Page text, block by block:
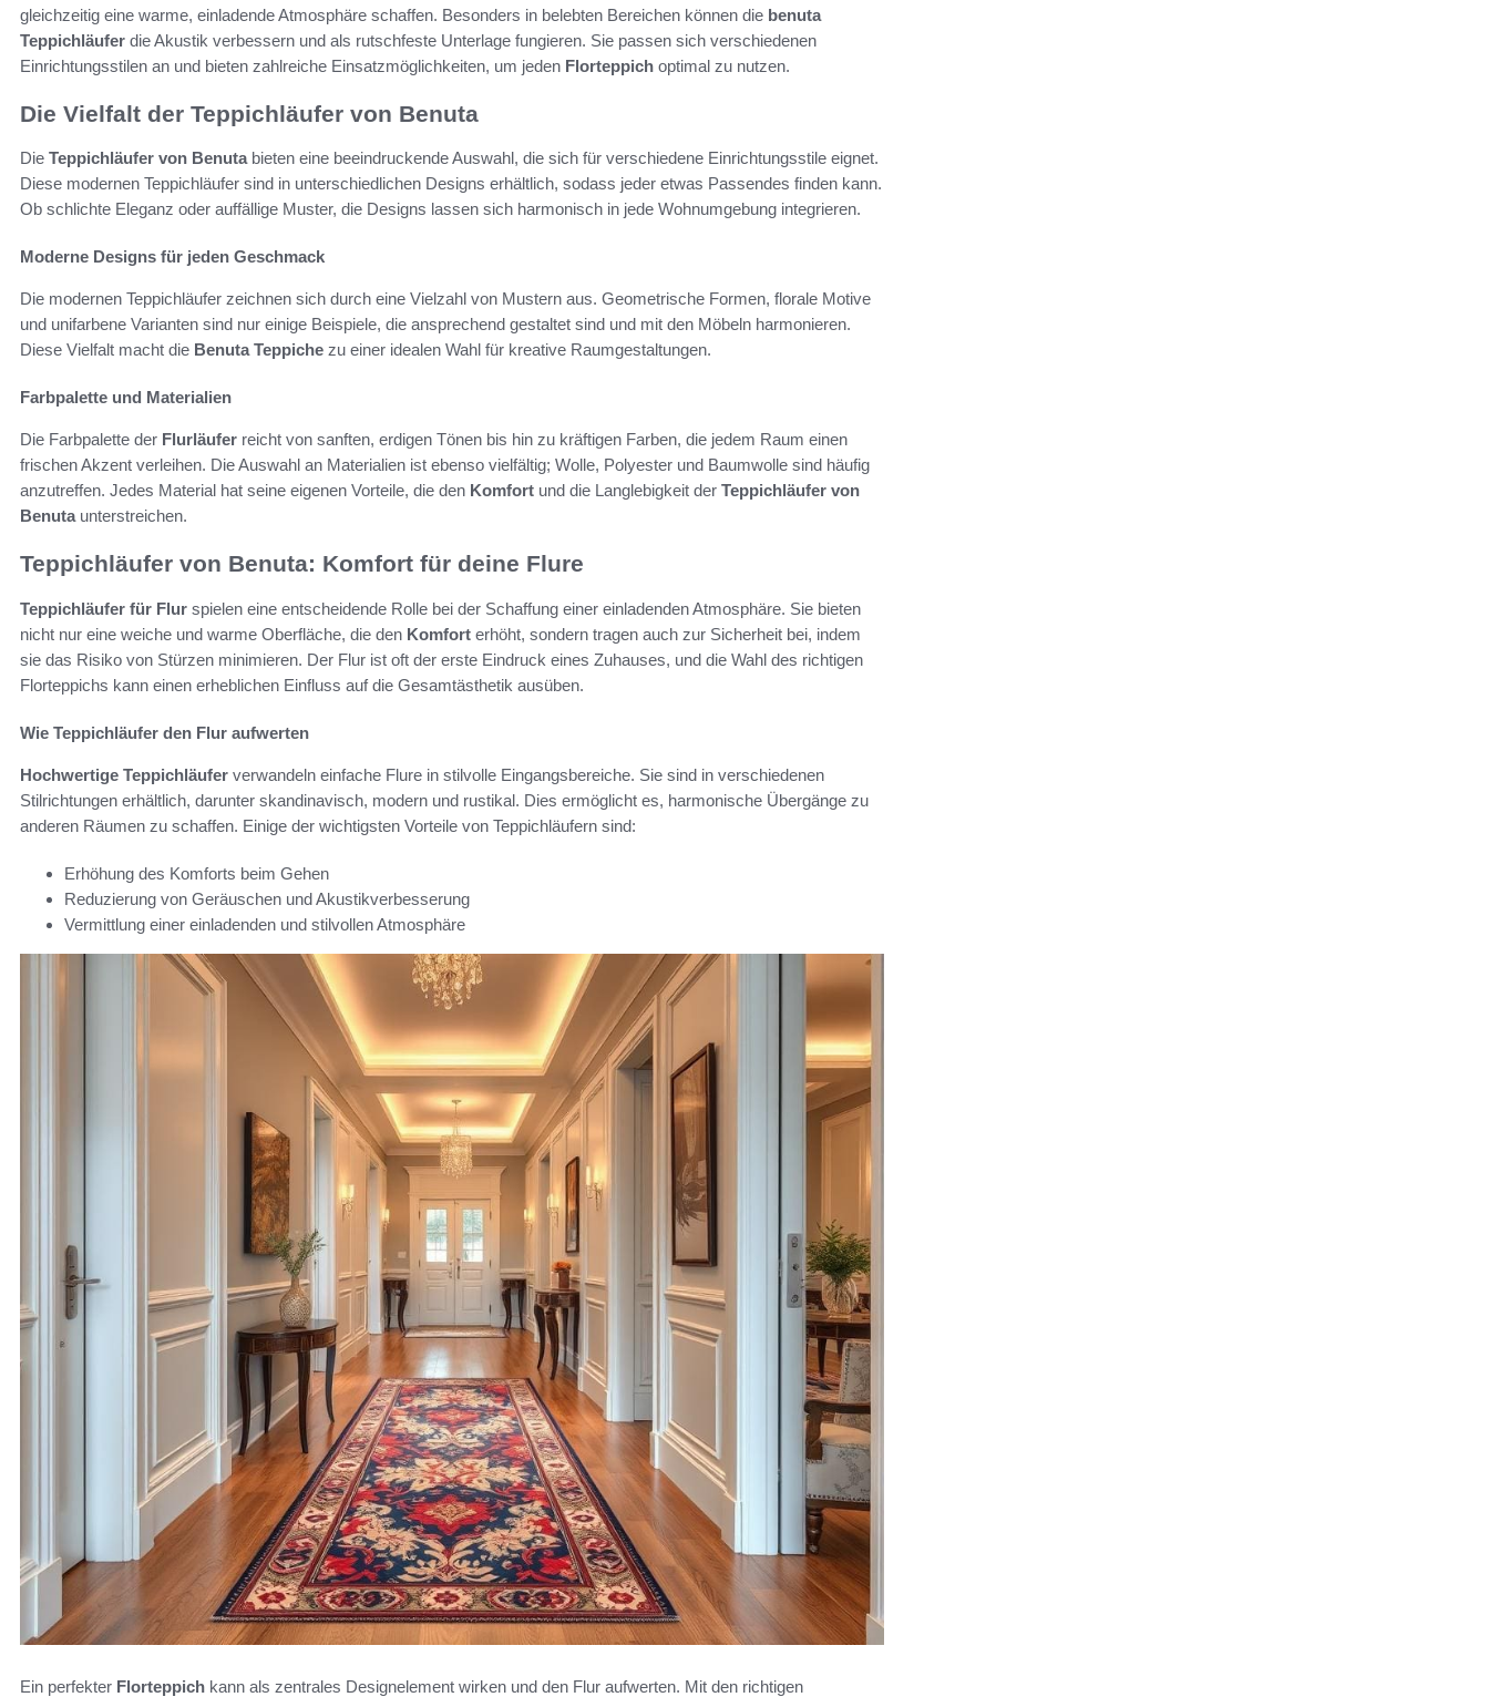
gleichzeitig eine warme, einladende Atmosphäre schaffen. Besonders in belebten Bereichen können die benuta
Teppichläufer die Akustik verbessern und als rutschfeste Unterlage fungieren. Sie passen sich verschiedenen
Einrichtungsstilen an und bieten zahlreiche Einsatzmöglichkeiten, um jeden Florteppich optimal zu nutzen.
Die Vielfalt der Teppichläufer von Benuta
Die Teppichläufer von Benutabieten eine beeindruckende Auswahl, die sich für verschiedene Einrichtungsstile eignet.
Diese modernen Teppichläufer sind in unterschiedlichen Designs erhältlich, sodass jeder etwas Passendes finden kann.
Ob schlichte Eleganz oder auffällige Muster, die Designs lassen sich harmonisch in jede Wohnumgebung integrieren.
Moderne Designs für jeden Geschmack
Die modernen Teppichläufer zeichnen sich durch eine Vielzahl von Mustern aus. Geometrische Formen, florale Motive
und unifarbene Varianten sind nur einige Beispiele, die ansprechend gestaltet sind und mit den Möbeln harmonieren.
Diese Vielfalt macht die Benuta Teppiche zu einer idealen Wahl für kreative Raumgestaltungen.
Farbpalette und Materialien
Die Farbpalette der Flurläufer reicht von sanften, erdigen Tönen bis hin zu kräftigen Farben, die jedem Raum einen
frischen Akzent verleihen. Die Auswahl an Materialien ist ebenso vielfältig; Wolle, Polyester und Baumwolle sind häufig
anzutreffen. Jedes Material hat seine eigenen Vorteile, die den Komfort und die Langlebigkeit der Teppichläufer von
Benutaunterstreichen.
Teppichläufer von Benuta: Komfort für deine Flure
Teppichläufer für Flur spielen eine entscheidende Rolle bei der Schaffung einer einladenden Atmosphäre. Sie bieten
nicht nur eine weiche und warme Oberfläche, die den Komfort erhöht, sondern tragen auch zur Sicherheit bei, indem
sie das Risiko von Stürzen minimieren. Der Flur ist oft der erste Eindruck eines Zuhauses, und die Wahl des richtigen
Florteppichs kann einen erheblichen Einfluss auf die Gesamtästhetik ausüben.
Wie Teppichläufer den Flur aufwerten
Hochwertige Teppichläufer verwandeln einfache Flure in stilvolle Eingangsbereiche. Sie sind in verschiedenen
Stilrichtungen erhältlich, darunter skandinavisch, modern und rustikal. Dies ermöglicht es, harmonische Übergänge zu
anderen Räumen zu schaffen. Einige der wichtigsten Vorteile von Teppichläufern sind:
Erhöhung des Komforts beim Gehen
Reduzierung von Geräuschen und Akustikverbesserung
Vermittlung einer einladenden und stilvollen Atmosphäre
Ein perfekter Florteppich kann als zentrales Designelement wirken und den Flur aufwerten. Mit den richtigen